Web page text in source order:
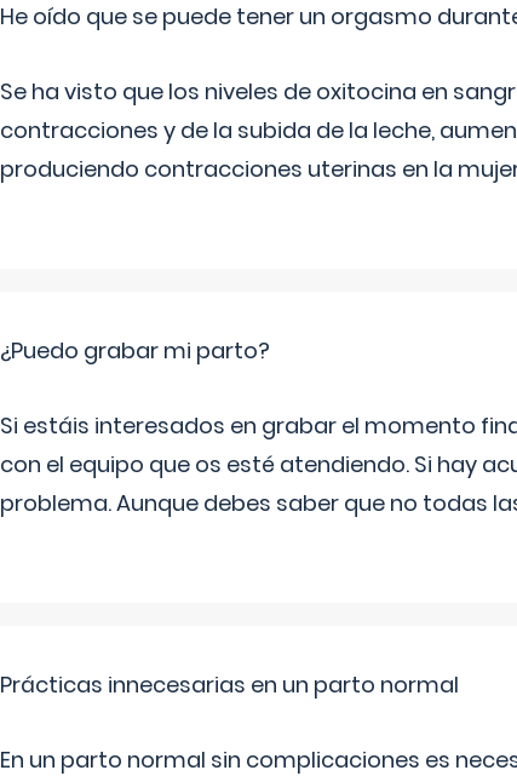
He oído que se puede tener un orgasmo
Se ha visto que los niveles de oxitocina en
contracciones y de la subida de la leche,
produciendo contracciones uterinas en la
¿Puedo grabar mi parto?
Si estáis interesados en grabar el momento
con el equipo que os esté atendiendo. Si hay
problema. Aunque debes saber que no todas
Prácticas innecesarias en un parto normal
En un parto normal sin complicaciones es